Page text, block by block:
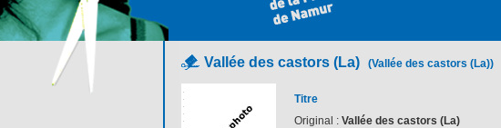
Vallée des castors (La) (Vallée des castors (La))
Titre
Original : Vallée des castors (La)